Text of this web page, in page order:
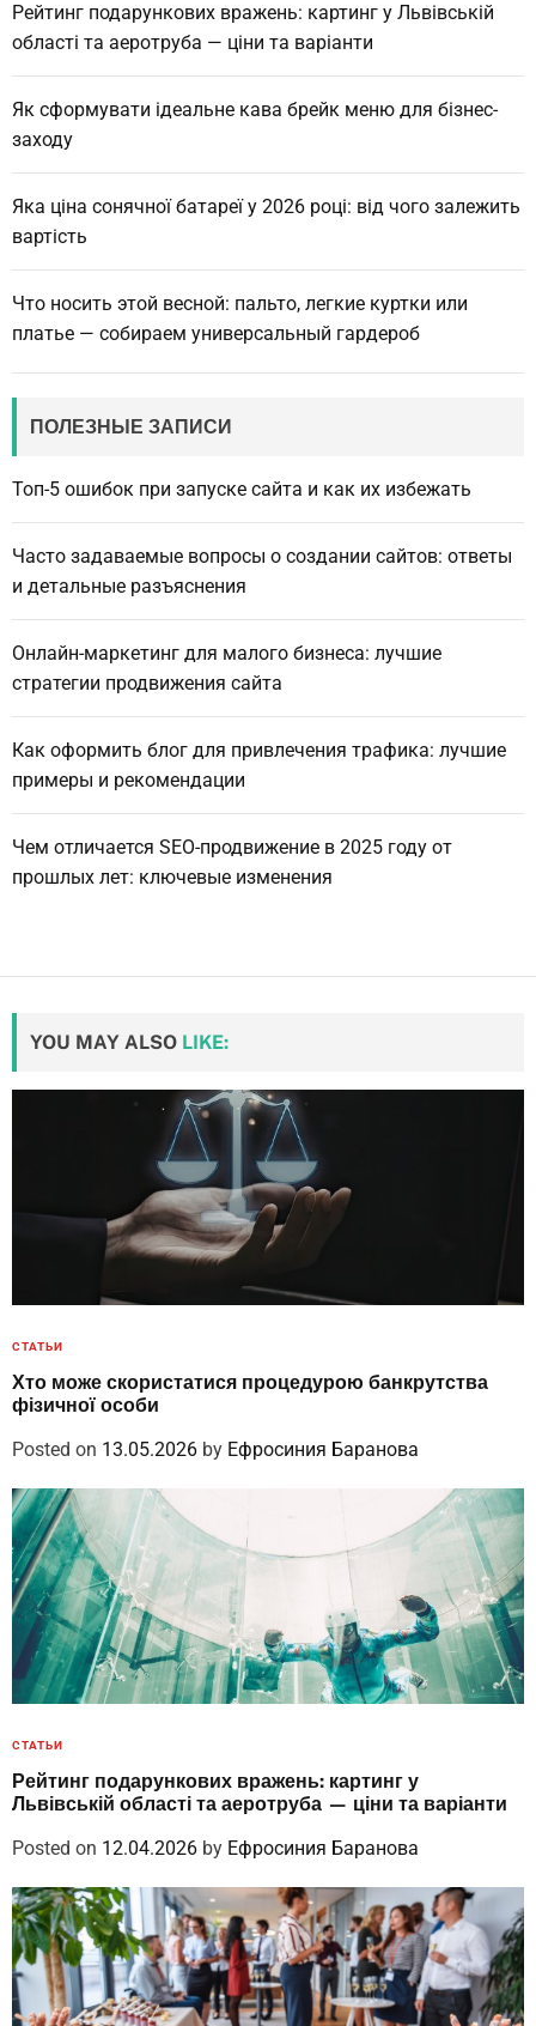
Рейтинг подарункових вражень: картинг у Львівській
області та аеротруба — ціни та варіанти
Як сформувати ідеальне кава брейк меню для бізнес-
заходу
Яка ціна сонячної батареї у 2026 році: від чого залежить
вартість
Что носить этой весной: пальто, легкие куртки или
платье — собираем универсальный гардероб
ПОЛЕЗНЫЕ ЗАПИСИ
Топ-5 ошибок при запуске сайта и как их избежать
Часто задаваемые вопросы о создании сайтов: ответы
и детальные разъяснения
Онлайн-маркетинг для малого бизнеса: лучшие
стратегии продвижения сайта
Как оформить блог для привлечения трафика: лучшие
примеры и рекомендации
Чем отличается SEO-продвижение в 2025 году от
прошлых лет: ключевые изменения
YOU MAY ALSO LIKE:
СТАТЬИ
Хто може скористатися процедурою банкрутства
фізичної особи
Posted on 13.05.2026 by Ефросиния Баранова
СТАТЬИ
Рейтинг подарункових вражень: картинг у
Львівській області та аеротруба — ціни та варіанти
Posted on 12.04.2026 by Ефросиния Баранова